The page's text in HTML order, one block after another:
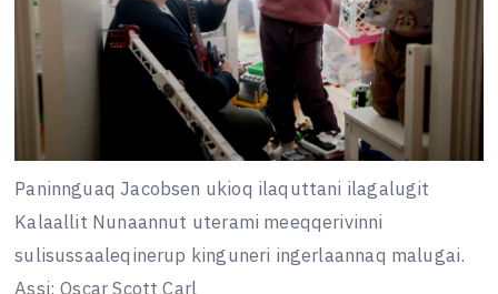
Paninnguaq Jacobsen ukioq ilaquttani ilagalugit
Kalaallit Nunaannut uterami meeqqerivinni
sulisussaaleqinerup kinguneri ingerlaannaq malugai.
Assi: Oscar Scott Carl